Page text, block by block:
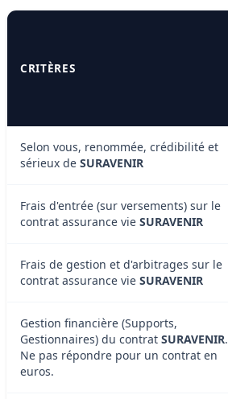
CRITÈRES
Selon vous, renommée, crédibilité et
sérieux de SURAVENIR
Frais d'entrée (sur versements) sur le
contrat assurance vie SURAVENIR
Frais de gestion et d'arbitrages sur le
contrat assurance vie SURAVENIR
Gestion financière (Supports,
Gestionnaires) du contrat SURAVENIR.
Ne pas répondre pour un contrat en
euros.